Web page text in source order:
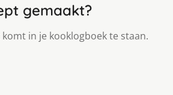
gemaakt?
in je kooklogboek te staan.